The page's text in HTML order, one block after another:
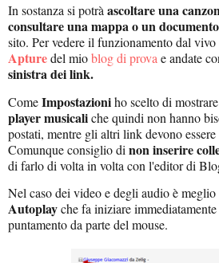
In sostanza si potrà ascoltare una
consultare una mappa o un documento
sito. Per vedere il funzionamento dal vivo
Apturedel mioblog di prova e andate
sinistra dei link.
ComeImpostazioniho scelto di
player musicaliche quindi non hanno
postati, mentre gli altri link devono
Comunque consiglio di non inserire
di farlo di volta in volta con l'editor di
Nel caso dei video e degli audio è
Autoplayche fa iniziare
puntamento da parte del mouse.